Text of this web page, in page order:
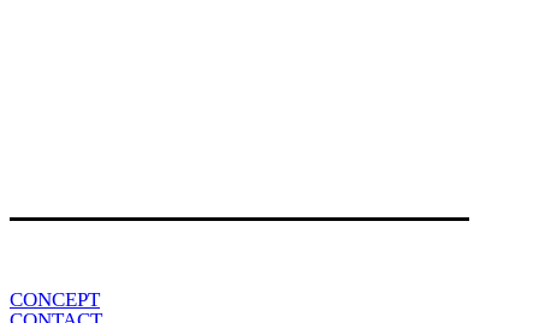
CONCEPT